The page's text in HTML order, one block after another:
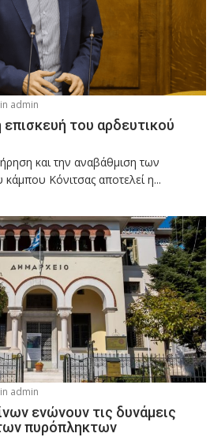
admin
του αρδευτικού
και την αναβάθμιση των
Κόνιτσας αποτελεί η...
admin
ενώνουν τις δυνάμεις
πυρόπληκτων